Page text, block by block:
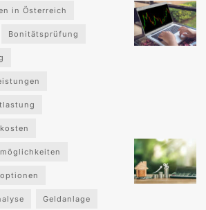
in Österreich
Bonitätsprüfung
Geldanlage